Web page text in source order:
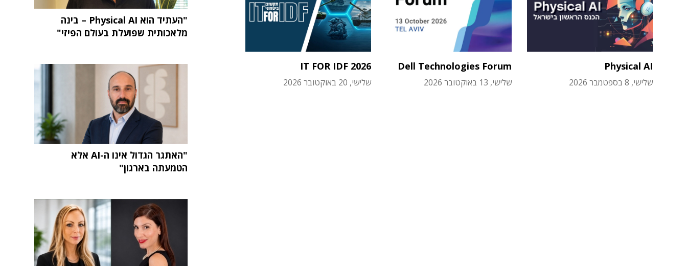
Physical AI
שלישי, 8 בספטמבר 2026
Dell Technologies Forum
שלישי, 13 באוקטובר 2026
IT FOR IDF 2026
שלישי, 20 באוקטובר 2026
"העתיד הוא Physical AI – בינה
מלאכותית שפועלת בעולם הפיזי"
"האתגר הגדול אינו ה-AI אלא
הטמעתה בארגון"